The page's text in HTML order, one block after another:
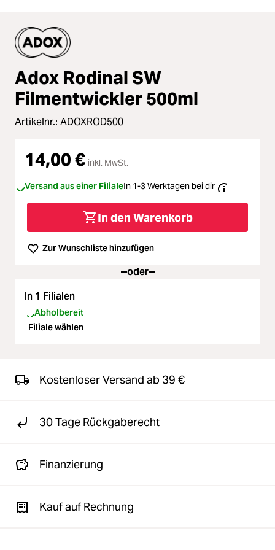
Adox Rodinal SW
Filmentwickler 500ml
Artikelnr.: ADOXROD500
14,00 € inkl. MwSt.
Versand aus einer FilialeIn 1-3 Werktagen bei dir
In den Warenkorb
Zur Wunschliste hinzufügen
oder
In 1 Filialen
Abholbereit
Filiale wählen
Kostenloser Versand ab 39 €
30 Tage Rückgaberecht
Finanzierung
Kauf auf Rechnung